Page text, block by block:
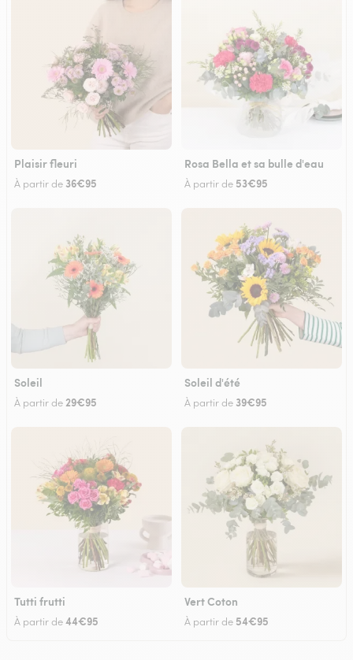
Plaisir fleuri
À partir de 36€95
Rosa Bella et sa bulle d'eau
À partir de 53€95
Soleil
À partir de 29€95
Soleil d'été
À partir de 39€95
Tutti frutti
À partir de44€95
Vert Coton
À partir de 54€95